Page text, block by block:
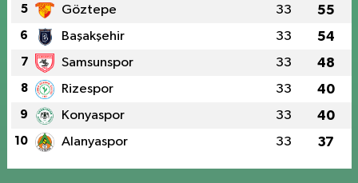
5 Göztepe 33 55
6 Başakşehir 33 54
7 Samsunspor 33 48
8 Rizespor 33 40
9 Konyaspor 33 40
10 Alanyaspor 33 37